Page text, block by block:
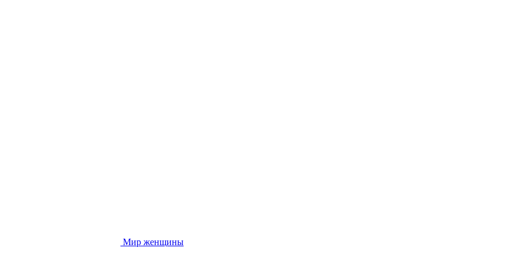
Мир женщины